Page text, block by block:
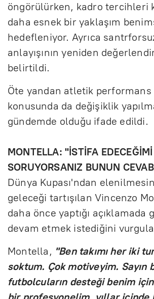
öngörülürken, kadro tercihleri
daha esnek bir yaklaşım
hedefleniyor. Ayrıca
anlayışının yeniden
belirtildi.
Öte yandan atletik
konusunda da değişiklik
gündemde olduğu ifade edildi.
MONTELLA: "İSTİFA EDECEĞİMİ
SORUYORSANIZ BUNUN
Dünya Kupası'ndan
geleceği tartışılan Vincenzo
daha önce yaptığı açıklamada
devam etmek istediğini
Montella, "Ben takımı her iki
soktum. Çok motiveyim. Sayın
futbolcuların desteği benim